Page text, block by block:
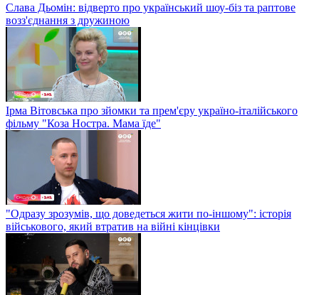
Слава Дьомін: відверто про український шоу-біз та раптове
возз'єднання з дружиною
Ірма Вітовська про зйомки та прем'єру україно-італійського
фільму "Коза Ностра. Мама їде"
"Одразу зрозумів, що доведеться жити по-іншому": історія
військового, який втратив на війні кінцівки